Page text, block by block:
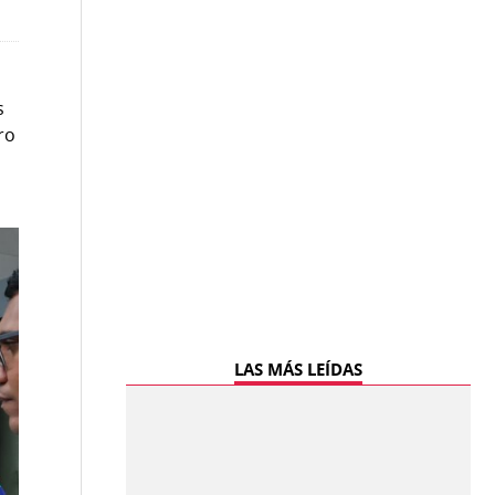
LAS MÁS LEÍDAS